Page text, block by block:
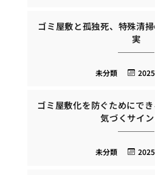
ゴミ屋敷と孤独死、特殊清
実
未分類
ゴミ屋敷化を防ぐためにで
気づくサイ
未分類